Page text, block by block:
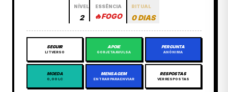
NÍVEL
2
ESSÊNCIA
🔥FOGO
RITUAL
0 DIAS
SEGUIR
LITVERSO
APOIE
GORJETA AVULSA
PERGUNTA
ANÔNIMA
MOEDA
0,00 LC
MENSAGEM
ENTRAR PARA ENVIAR
RESPOSTAS
VER RESPOSTAS